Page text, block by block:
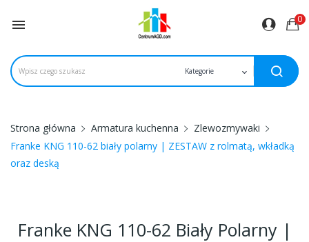
 0
Strona główna Armatura kuchenna
Zlewozmywaki
Franke KNG 110-62 biały polarny | ZESTAW z rolmatą, wkładką
oraz deską
Franke KNG 110-62 Biały Polarny |